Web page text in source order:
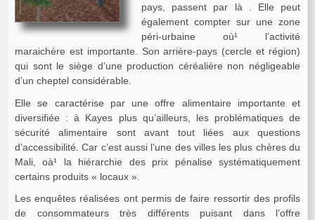
pays, passent par là . Elle peut
également compter sur une zone
péri-urbaine où¹ l’activité
maraichère est importante. Son arrière-pays (cercle et région)
qui sont le siège d’une production céréalière non négligeable
d’un cheptel considérable.
Elle se caractérise par une offre alimentaire importante et
diversifiée : à Kayes plus qu’ailleurs, les problématiques de
sécurité alimentaire sont avant tout liées aux questions
d’accessibilité. Car c’est aussi l’une des villes les plus chères du
Mali, oà¹ la hiérarchie des prix pénalise systématiquement
certains produits « locaux ».
Les enquêtes réalisées ont permis de faire ressortir des profils
de consommateurs très différents puisant dans l’offre